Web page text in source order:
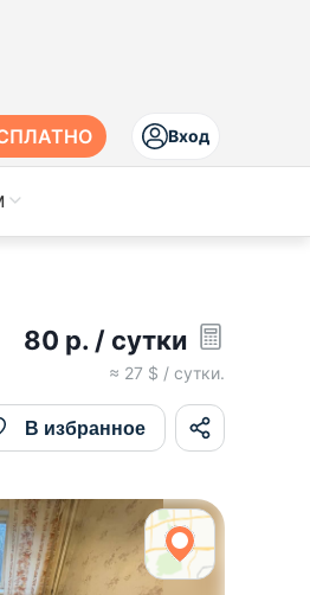
Вход
80 р. / сутки
≈ 27 $ / сутки.
В избранное